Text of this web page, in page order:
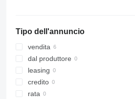
Tipo dell'annuncio
vendita
dal produttore
leasing
credito
rata